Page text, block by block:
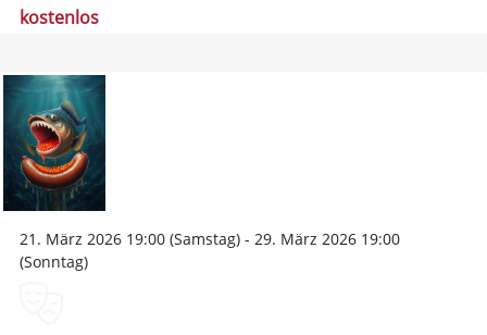
kostenlos
21. März 2026 19:00 (Samstag) - 29. März 2026 19:00
(Sonntag)